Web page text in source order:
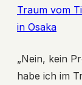
Traum vom
in Osaka
„Nein, kein
habe ich im